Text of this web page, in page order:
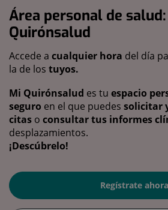
Área personal de
Quirónsalud
Accede a cualquier hora del día
la de los tuyos.
Mi Quirónsalud es tu espacio
seguro en el que puedes solicitar
citas o consultar tus informes
desplazamientos.
¡Descúbrelo!
Regístrate ahora